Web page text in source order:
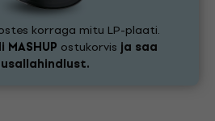
korraga mitu LP-plaati.
MASHUP ostukorvis ja saa